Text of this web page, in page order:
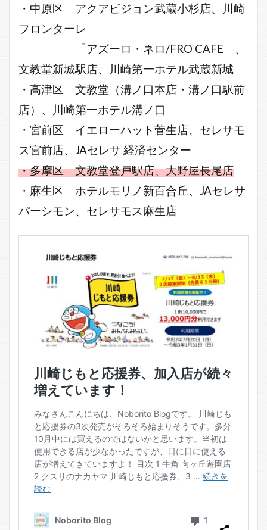
・中原区 アクアビジョン武蔵小杉店、川崎
フロンターレ
「アズーロ・ネロ/FRO CAFE」、
文教堂新城駅店、川崎第一ホテル武蔵新城
・高津区 文教堂（溝ノ口本店・溝ノ口駅前
店）、川崎第一ホテル溝ノ口
・宮前区 イエローハット菅生店、セレサモ
ス宮前店、JAセレサ 経済センター
・多摩区 文教堂登戸駅店、大野屋長尾店
・麻生区 ホテルモリノ新百合丘、JAセレサ
パーシモン、セレサモス麻生店